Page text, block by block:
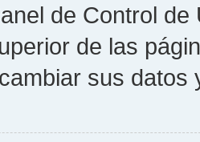
de Control
de las
sus datos